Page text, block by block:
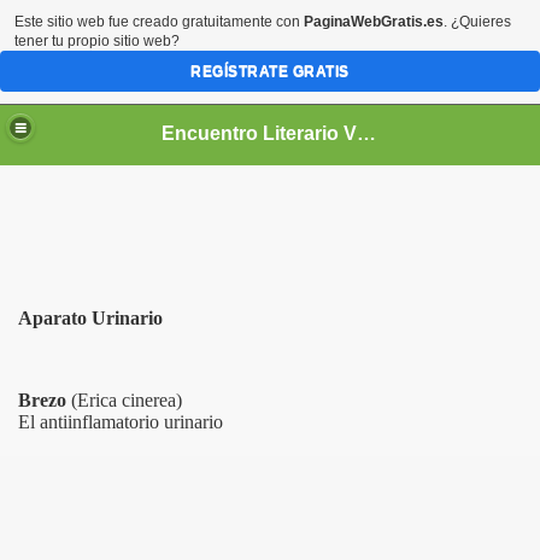
Encuentro Literario Virtual
Aparato Urinario
Brezo (Erica cinerea)
El antiinflamatorio urinario
Este sitio web fue creado gratuitamente con PaginaWebGratis.es. ¿Quieres
tener tu propio sitio web?
REGÍSTRATE GRATIS